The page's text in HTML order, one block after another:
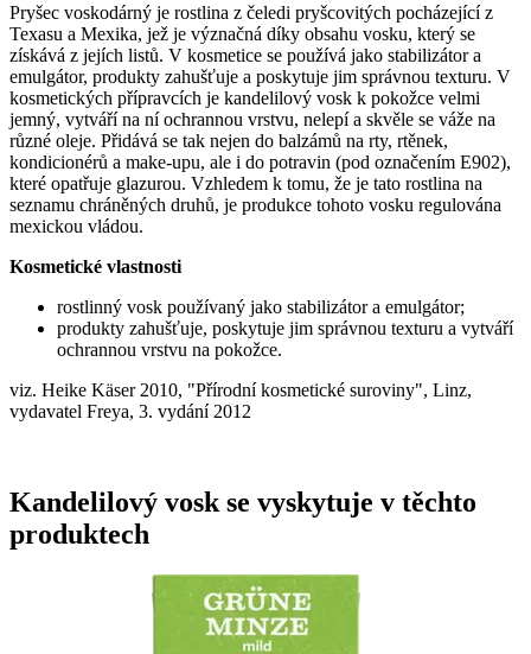
Pryšec voskodárný je rostlina z čeledi pryšcovitých pocházející z
Texasu a Mexika, jež je význačná díky obsahu vosku, který se
získává z jejích listů. V kosmetice se používá jako stabilizátor a
emulgátor, produkty zahušťuje a poskytuje jim správnou texturu. V
kosmetických přípravcích je kandelilový vosk k pokožce velmi
jemný, vytváří na ní ochrannou vrstvu, nelepí a skvěle se váže na
různé oleje. Přidává se tak nejen do balzámů na rty, rtěnek,
kondicionérů a make-upu, ale i do potravin (pod označením E902),
které opatřuje glazurou. Vzhledem k tomu, že je tato rostlina na
seznamu chráněných druhů, je produkce tohoto vosku regulována
mexickou vládou.
Kosmetické vlastnosti
rostlinný vosk používaný jako stabilizátor a emulgátor;
produkty zahušťuje, poskytuje jim správnou texturu a vytváří
ochrannou vrstvu na pokožce.
viz. Heike Käser 2010, "Přírodní kosmetické suroviny", Linz,
vydavatel Freya, 3. vydání 2012
Kandelilový vosk se vyskytuje v těchto
produktech